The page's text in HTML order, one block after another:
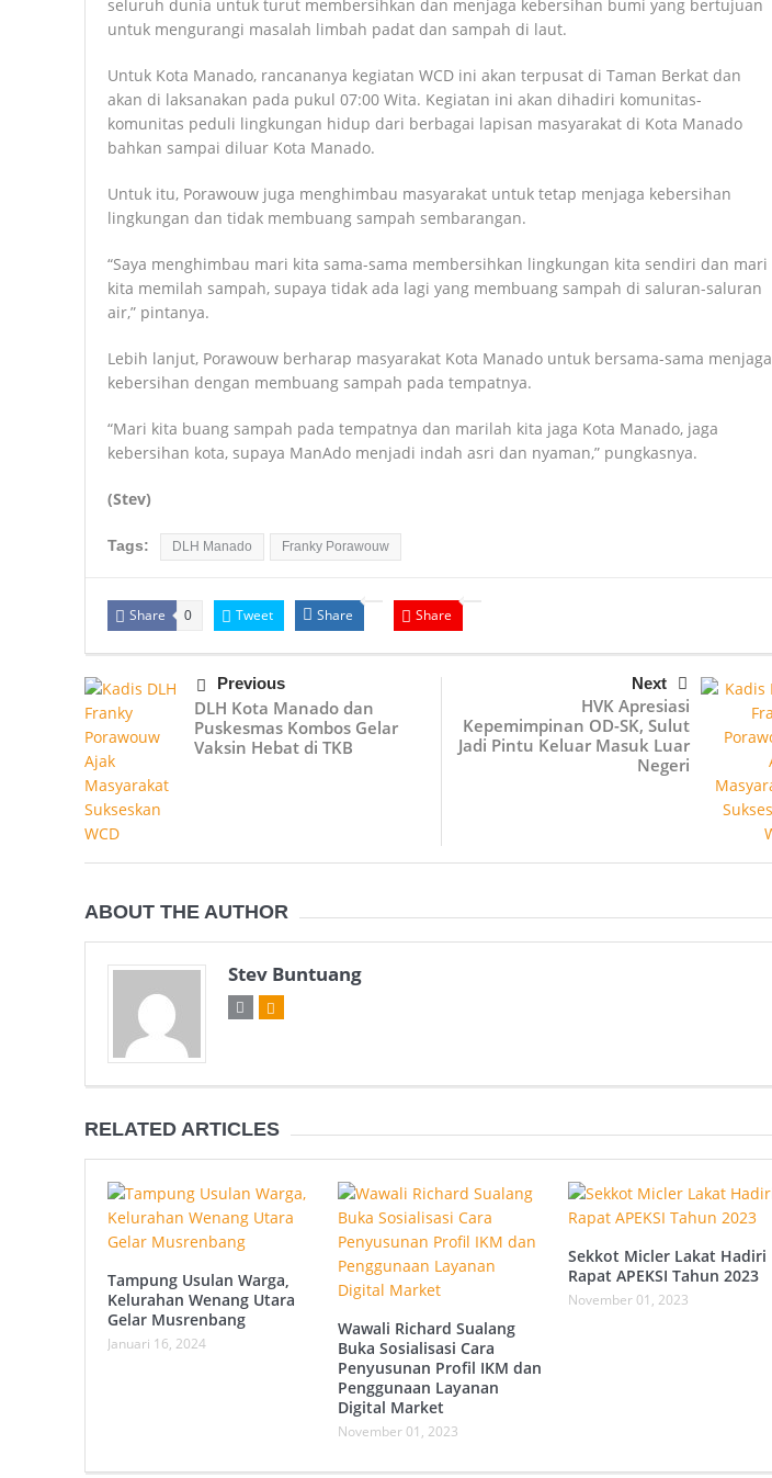
seluruh dunia untuk turut membersihkan dan menjaga kebersihan bumi yang bertujuan
untuk mengurangi masalah limbah padat dan sampah di laut.
Untuk Kota Manado, rancananya kegiatan WCD ini akan terpusat di Taman Berkat dan
akan di laksanakan pada pukul 07:00 Wita. Kegiatan ini akan dihadiri komunitas-
komunitas peduli lingkungan hidup dari berbagai lapisan masyarakat di Kota Manado
bahkan sampai diluar Kota Manado.
Untuk itu, Porawouw juga menghimbau masyarakat untuk tetap menjaga kebersihan
lingkungan dan tidak membuang sampah sembarangan.
“Saya menghimbau mari kita sama-sama membersihkan lingkungan kita sendiri dan mari
kita memilah sampah, supaya tidak ada lagi yang membuang sampah di saluran-saluran
air,” pintanya.
Lebih lanjut, Porawouw berharap masyarakat Kota Manado untuk bersama-sama menjaga
kebersihan dengan membuang sampah pada tempatnya.
“Mari kita buang sampah pada tempatnya dan marilah kita jaga Kota Manado, jaga
kebersihan kota, supaya ManAdo menjadi indah asri dan nyaman,” pungkasnya.
(Stev)
Tags: DLH Manado Franky Porawouw
Share 0 Tweet Share Share
Previous
DLH Kota Manado dan
Puskesmas Kombos Gelar
Vaksin Hebat di TKB
Next
HVK Apresiasi
Kepemimpinan OD-SK, Sulut
Jadi Pintu Keluar Masuk Luar
Negeri
ABOUT THE AUTHOR
Stev Buntuang
RELATED ARTICLES
Tampung Usulan Warga,
Kelurahan Wenang Utara
Gelar Musrenbang
Januari 16, 2024
Wawali Richard Sualang
Buka Sosialisasi Cara
Penyusunan Profil IKM dan
Penggunaan Layanan
Digital Market
November 01, 2023
Sekkot Micler Lakat Hadiri
Rapat APEKSI Tahun 2023
November 01, 2023